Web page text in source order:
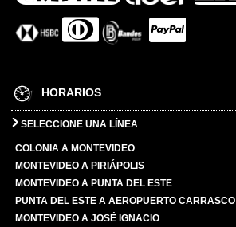
HORARIOS
SELECCIONE UNA LÍNEA
COLONIA A MONTEVIDEO
MONTEVIDEO A PIRIÁPOLIS
MONTEVIDEO A PUNTA DEL ESTE
PUNTA DEL ESTE A AEROPUERTO CARRASCO
MONTEVIDEO A JOSÉ IGNACIO